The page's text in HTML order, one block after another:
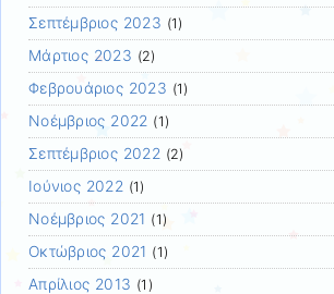
Σεπτέμβριος 2023 (1)
Μάρτιος 2023 (2)
Φεβρουάριος 2023 (1)
Νοέμβριος 2022 (1)
Σεπτέμβριος 2022 (2)
Ιούνιος 2022 (1)
Νοέμβριος 2021 (1)
Οκτώβριος 2021 (1)
Απρίλιος 2013 (1)